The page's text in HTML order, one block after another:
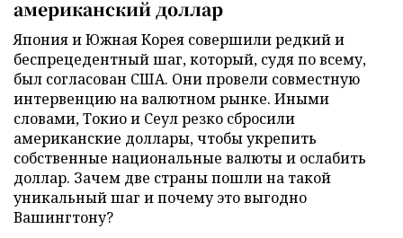
американский доллар
Япония и Южная Корея совершили редкий и
беспрецедентный шаг, который, судя по всему,
был согласован США. Они провели совместную
интервенцию на валютном рынке. Иными
словами, Токио и Сеул резко сбросили
американские доллары, чтобы укрепить
собственные национальные валюты и ослабить
доллар. Зачем две страны пошли на такой
уникальный шаг и почему это выгодно
Вашингтону?